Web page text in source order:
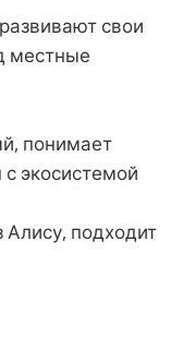
свои
местные
понимает
с экосистемой
Алису, подходит